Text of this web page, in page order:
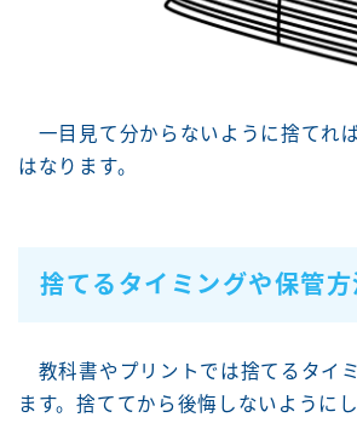
一目見て分からないように捨てれ
はなります。
捨てるタイミングや保管方
教科書やプリントでは捨てるタイ
ます。捨ててから後悔しないようにし